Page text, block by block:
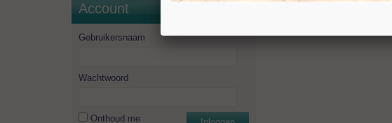
Account
Gebruikersnaam
Wachtwoord
Onthoud me